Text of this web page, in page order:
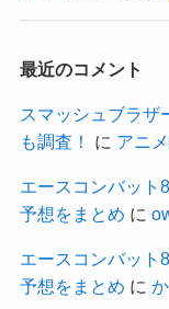
最近のコメント
スマッシュブラザ
も調査！
に アニ
エースコンバット
予想をまとめ に
エースコンバット
予想をまとめ に